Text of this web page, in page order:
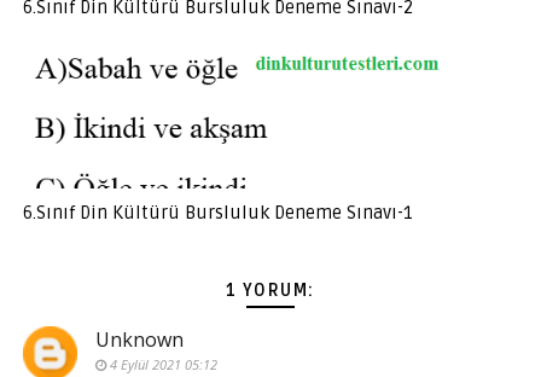
6.Sınıf Din Kültürü Bursluluk Deneme Sınavı-2
6.Sınıf Din Kültürü Bursluluk Deneme Sınavı-1
1 YORUM:
Unknown
4 Eylül 2021 05:12